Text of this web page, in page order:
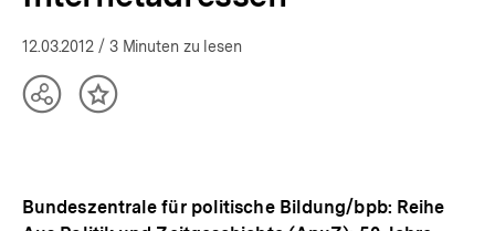
12.03.2012 / 3 Minuten zu lesen
TeilenInhalt
Bundeszentrale für politische Bildung/bpb: Reihe